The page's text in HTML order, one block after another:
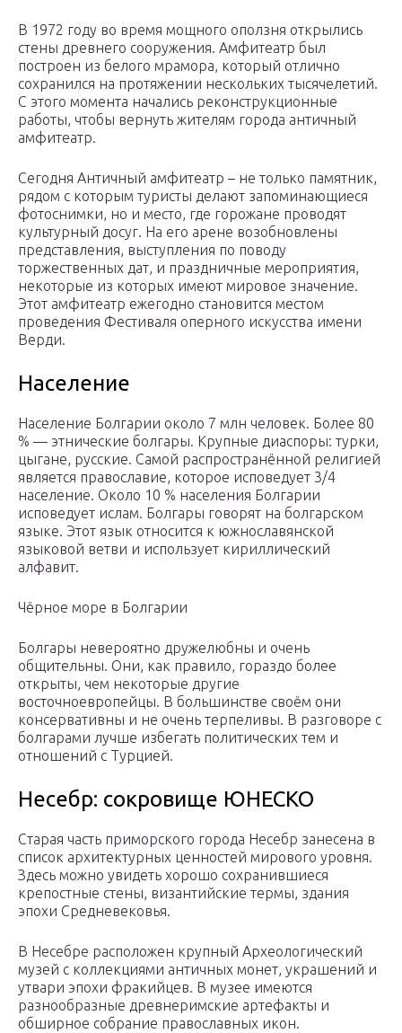
В 1972 году во время мощного оползня открылись
стены древнего сооружения. Амфитеатр был
построен из белого мрамора, который отлично
сохранился на протяжении нескольких тысячелетий.
С этого момента начались реконструкционные
работы, чтобы вернуть жителям города античный
амфитеатр.
Сегодня Античный амфитеатр – не только памятник,
рядом с которым туристы делают запоминающиеся
фотоснимки, но и место, где горожане проводят
культурный досуг. На его арене возобновлены
представления, выступления по поводу
торжественных дат, и праздничные мероприятия,
некоторые из которых имеют мировое значение.
Этот амфитеатр ежегодно становится местом
проведения Фестиваля оперного искусства имени
Верди.
Население
Население Болгарии около 7 млн человек. Более 80
% — этнические болгары. Крупные диаспоры: турки,
цыгане, русские. Самой распространённой религией
является православие, которое исповедует 3/4
население. Около 10 % населения Болгарии
исповедует ислам. Болгары говорят на болгарском
языке. Этот язык относится к южнославянской
языковой ветви и использует кириллический
алфавит.
Чёрное море в Болгарии
Болгары невероятно дружелюбны и очень
общительны. Они, как правило, гораздо более
открыты, чем некоторые другие
восточноевропейцы. В большинстве своём они
консервативны и не очень терпеливы. В разговоре с
болгарами лучше избегать политических тем и
отношений с Турцией.
Несебр: сокровище ЮНЕСКО
Старая часть приморского города Несебр занесена в
список архитектурных ценностей мирового уровня.
Здесь можно увидеть хорошо сохранившиеся
крепостные стены, византийские термы, здания
эпохи Средневековья.
В Несебре расположен крупный Археологический
музей с коллекциями античных монет, украшений и
утвари эпохи фракийцев. В музее имеются
разнообразные древнеримские артефакты и
обширное собрание православных икон.